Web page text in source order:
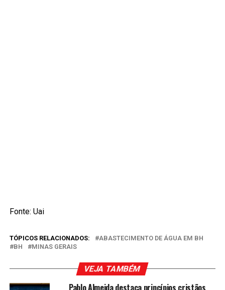
Fonte: Uai
TÓPICOS RELACIONADOS:
ABASTECIMENTO DE ÁGUA EM BH
BH
MINAS GERAIS
VEJA TAMBÉM
Pablo Almeida destaca princípios cristãos